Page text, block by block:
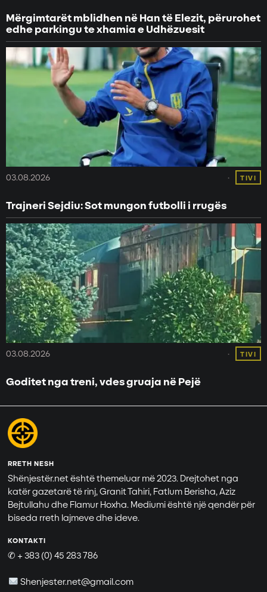
Mërgimtarët mblidhen në Han të Elezit, përurohet
edhe parkingu te xhamia e Udhëzuesit
03.08.2026 TIVI
Trajneri Sejdiu: Sot mungon futbolli i rrugës
03.08.2026 TIVI
Goditet nga treni, vdes gruaja në Pejë
RRETH NESH
Shënjestër.net është themeluar më 2023. Drejtohet nga
katër gazetarë të rinj, Granit Tahiri, Fatlum Berisha, Aziz
Bejtullahu dhe Flamur Hoxha. Mediumi është një qendër për
biseda rreth lajmeve dhe ideve.
KONTAKTI
✆ + 383 (0) 45 283 786
Shenjester.net@gmail.com